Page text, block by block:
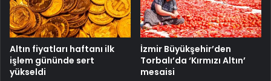
Altın fiyatları haftanı ilk
işlem gününde sert
yükseldi
İzmir Büyükşehir’den
Torbalı’da ‘Kırmızı Altın’
mesaisi